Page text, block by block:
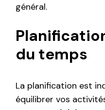
général.
du temps
La planification est
équilibrer vos